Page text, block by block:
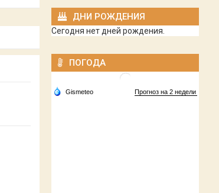
ДНИ РОЖДЕНИЯ
Сегодня нет дней рождения.
ПОГОДА